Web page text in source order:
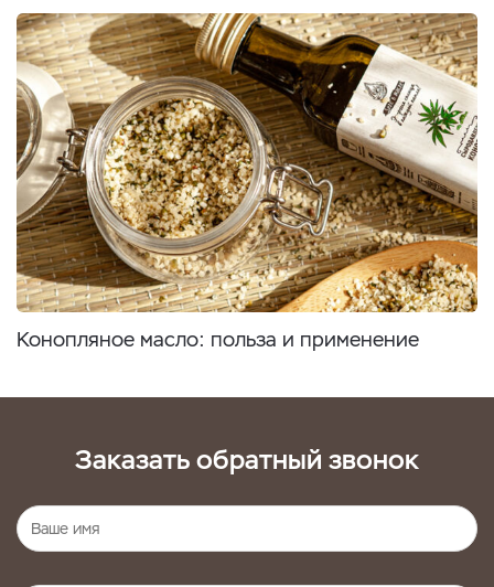
Конопляное масло: польза и применение
Заказать обратный звонок